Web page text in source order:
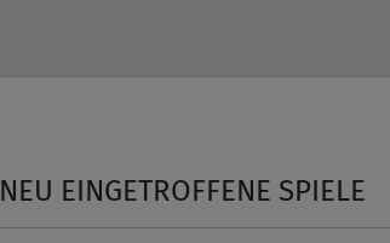
NEU EINGETROFFENE SPIELE